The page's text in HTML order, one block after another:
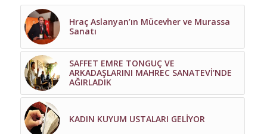
Hraç Aslanyan’ın Mücevher ve Murassa
Sanatı
SAFFET EMRE TONGUÇ VE
ARKADAŞLARINI MAHREC SANATEVİ’NDE
AĞIRLADIK
KADIN KUYUM USTALARI GELİYOR